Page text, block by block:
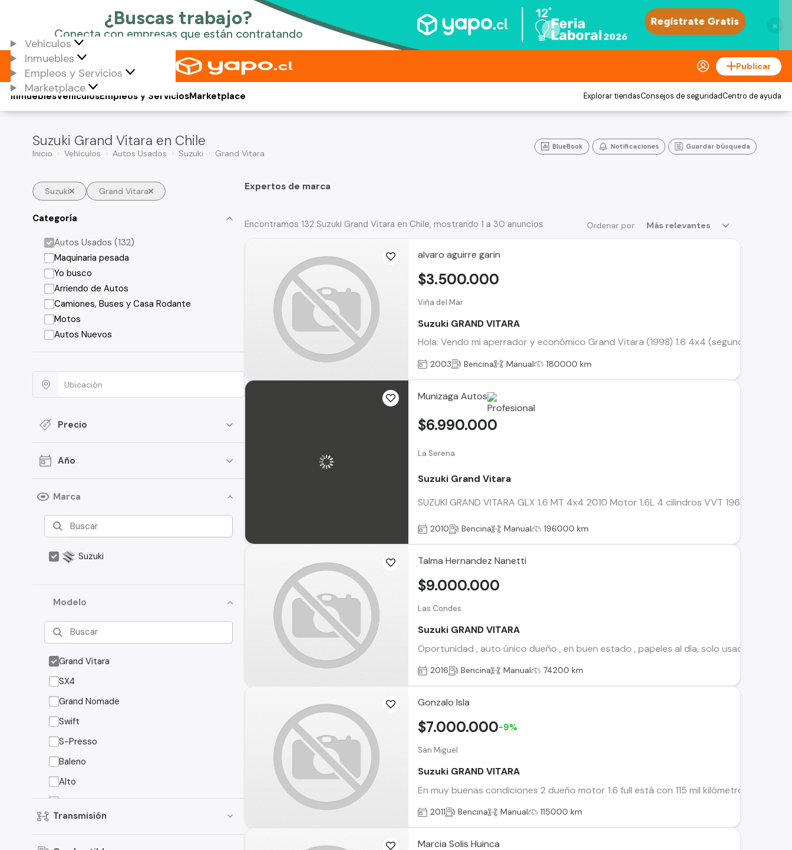
×
Vehículos
Inmuebles
Empleos y Servicios
Marketplace
Publicar
Vehículos
Inmuebles Empleos y ServiciosMarketplace Explorar tiendasConsejos de seguridadCentro de ayuda
Suzuki Grand Vitara en Chile
Inicio Vehículos Autos Usados Suzuki Grand Vitara
BlueBook Notificaciones Guardar búsqueda
Suzuki Grand Vitara
Categoría
Autos Usados (132)
Maquinaria pesada
Yo busco
Arriendo de Autos
Camiones, Buses y Casa Rodante
Motos
Autos Nuevos
Precio
Año
Marca
Suzuki
Modelo
Grand Vitara
SX4
Grand Nomade
Swift
S-Presso
Baleno
Alto
Dzire
Jimny
Transmisión
Expertos de marca
Ordenar por Más relevantes
Encontramos 132 Suzuki Grand Vitara en Chile, mostrando 1 a 30 anuncios
alvaro aguirre garin
Viña del Mar
Suzuki GRAND VITARA
Hola: Vendo mi aperrador y económico Grand Vitara (1998) 1.6 4x4 (segunda
$3.500.000
2003 Bencina Manual 180000 km
Munizaga Autos
La Serena
Suzuki Grand Vitara
SUZUKI GRAND VITARA GLX 1.6 MT 4x4 2010 Motor 1.6L 4 cilindros VVT 196.000
$6.990.000
2010 Bencina Manual 196000 km
Talma Hernandez Nanetti
Las Condes
Suzuki GRAND VITARA
Oportunidad , auto único dueño , en buen estado , papeles al día, solo usado en la
$9.000.000
2016 Bencina Manual 74200 km
Gonzalo Isla
San Miguel
Suzuki GRAND VITARA
En muy buenas condiciones 2 dueño motor 1.6 full está con 115 mil kilómetros nunca
$7.000.000-9%
2011 Bencina Manual 115000 km
Marcia Solis Huinca